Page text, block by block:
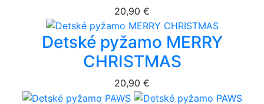
20,90 €
Detské pyžamo MERRY
CHRISTMAS
20,90 €